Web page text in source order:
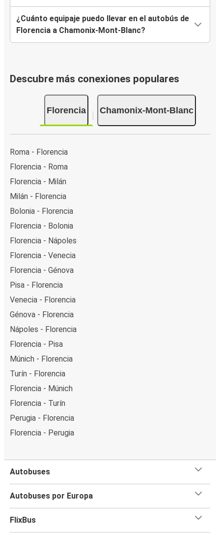
¿Cuánto equipaje puedo llevar en el autobús de
Florencia a Chamonix-Mont-Blanc?
Descubre más conexiones populares
Florencia Chamonix-Mont-Blanc
Roma - Florencia
Florencia - Roma
Florencia - Milán
Milán - Florencia
Bolonia - Florencia
Florencia - Bolonia
Florencia - Nápoles
Florencia - Venecia
Florencia - Génova
Pisa - Florencia
Venecia - Florencia
Génova - Florencia
Nápoles - Florencia
Florencia - Pisa
Múnich - Florencia
Turín - Florencia
Florencia - Múnich
Florencia - Turín
Perugia - Florencia
Florencia - Perugia
Autobuses
Autobuses por Europa
FlixBus